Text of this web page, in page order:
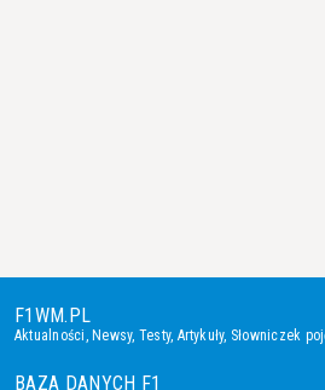
F1WM.PL
Aktualności,Newsy, Testy, Artykuły, Słowniczek
BAZA DANYCH F1